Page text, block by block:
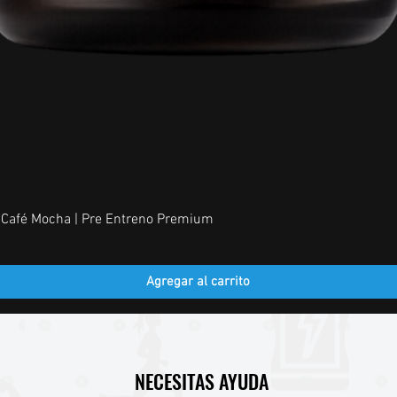
Vista rápida
Mocha | Pre Entreno Premium
Agregar al carrito
NECESITAS AYUDA